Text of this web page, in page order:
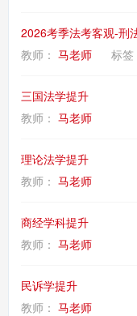
2026考季法考客观-刑
教师： 马老师 标签
三国法学提升
教师： 马老师
理论法学提升
教师： 马老师
商经学科提升
教师： 马老师
民诉学提升
教师： 马老师